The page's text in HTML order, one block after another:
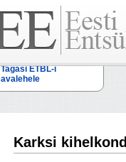
Tagasi ETBL-i
avalehele
Karksi kihelkond